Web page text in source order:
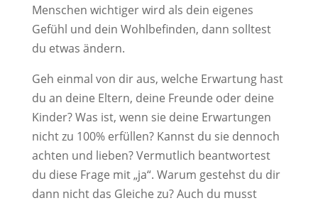
Menschen wichtiger wird als dein eigenes
Gefühl und dein Wohlbefinden, dann solltest
du etwas ändern.
Geh einmal von dir aus, welche Erwartung hast
du an deine Eltern, deine Freunde oder deine
Kinder? Was ist, wenn sie deine Erwartungen
nicht zu 100% erfüllen? Kannst du sie dennoch
achten und lieben? Vermutlich beantwortest
du diese Frage mit „ja“. Warum gestehst du dir
dann nicht das Gleiche zu? Auch du musst